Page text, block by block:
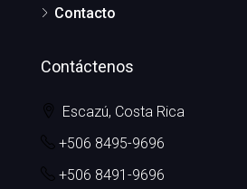
Contacto
Contáctenos
Escazú, Costa Rica
+506 8495-9696
+506 8491-9696